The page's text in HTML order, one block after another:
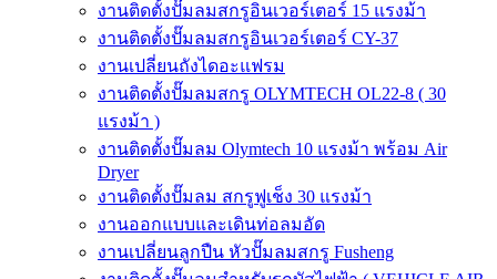
งานติดตั้งปั๊มลมสกรูอินเวอร์เตอร์ 15 แรงม้า
งานติดตั้งปั๊มลมสกรูอินเวอร์เตอร์ CY-37
งานเปลี่ยนถังไดอะแฟรม
งานติดตั้งปั๊มลมสกรู OLYMTECH OL22-8 ( 30
แรงม้า )
งานติดตั้งปั๊มลม Olymtech 10 แรงม้า พร้อม Air
Dryer
งานติดตั้งปั๊มลม สกรูฟูเช็ง 30 แรงม้า
งานออกแบบและเดินท่อลมอัด
งานเปลี่ยนลูกปืน หัวปั๊มลมสกรู Fusheng